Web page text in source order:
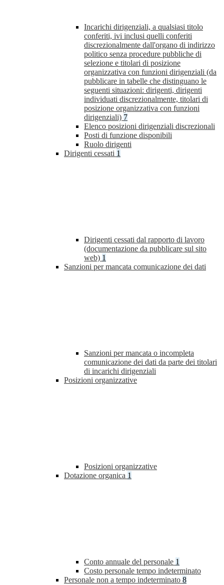
Incarichi dirigenziali, a qualsiasi titolo
conferiti, ivi inclusi quelli conferiti
discrezionalmente dall'organo di indirizzo
politico senza procedure pubbliche di
selezione e titolari di posizione
organizzativa con funzioni dirigenziali (da
pubblicare in tabelle che distinguano le
seguenti situazioni: dirigenti, dirigenti
individuati discrezionalmente, titolari di
posizione organizzativa con funzioni
dirigenziali) 7
Elenco posizioni dirigenziali discrezionali
Posti di funzione disponibili
Ruolo dirigenti
Dirigenti cessati 1
Dirigenti cessati dal rapporto di lavoro
(documentazione da pubblicare sul sito
web) 1
Sanzioni per mancata comunicazione dei dati
Sanzioni per mancata o incompleta
comunicazione dei dati da parte dei titolari
di incarichi dirigenziali
Posizioni organizzative
Posizioni organizzative
Dotazione organica 1
Conto annuale del personale 1
Costo personale tempo indeterminato
Personale non a tempo indeterminato 8